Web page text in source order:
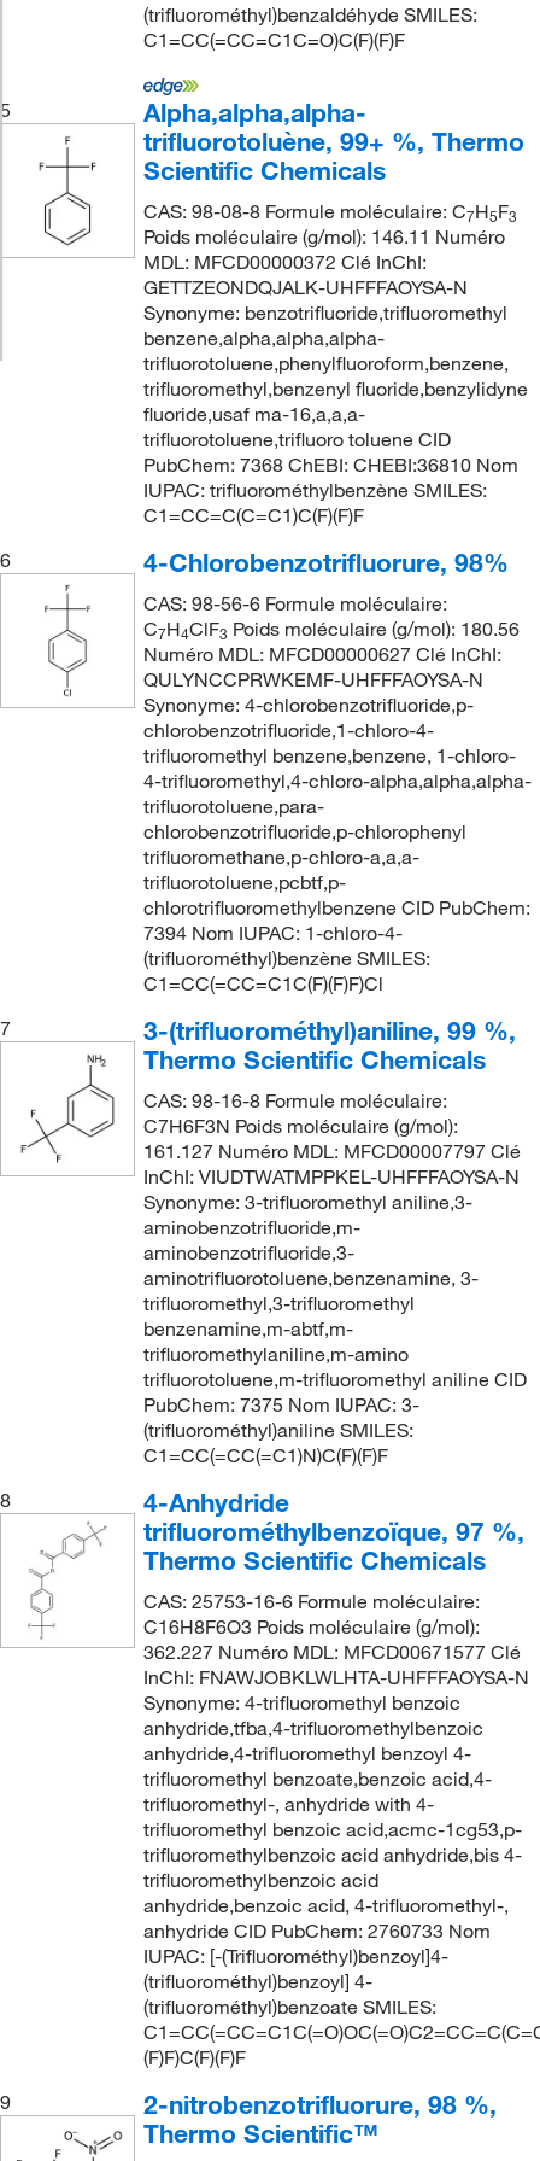
(trifluorométhyl)benzaldéhyde SMILES:
C1=CC(=CC=C1C=O)C(F)(F)F
5
Alpha,alpha,alpha-
trifluorotoluène, 99+ %, Thermo
Scientific Chemicals
CAS: 98-08-8 Formule moléculaire: C7H5F3
Poids moléculaire (g/mol): 146.11 Numéro
MDL: MFCD00000372 Clé InChI:
GETTZEONDQJALK-UHFFFAOYSA-N
Synonyme: benzotrifluoride,trifluoromethyl
benzene,alpha,alpha,alpha-
trifluorotoluene,phenylfluoroform,benzene,
trifluoromethyl,benzenyl fluoride,benzylidyne
fluoride,usaf ma-16,a,a,a-
trifluorotoluene,trifluoro toluene CID
PubChem: 7368 ChEBI: CHEBI:36810 Nom
IUPAC: trifluorométhylbenzène SMILES:
C1=CC=C(C=C1)C(F)(F)F
6
4-Chlorobenzotrifluorure, 98%
CAS: 98-56-6 Formule moléculaire:
C7H4ClF3 Poids moléculaire (g/mol): 180.56
Numéro MDL: MFCD00000627 Clé InChI:
QULYNCCPRWKEMF-UHFFFAOYSA-N
Synonyme: 4-chlorobenzotrifluoride,p-
chlorobenzotrifluoride,1-chloro-4-
trifluoromethyl benzene,benzene, 1-chloro-
4-trifluoromethyl,4-chloro-alpha,alpha,alpha-
trifluorotoluene,para-
chlorobenzotrifluoride,p-chlorophenyl
trifluoromethane,p-chloro-a,a,a-
trifluorotoluene,pcbtf,p-
chlorotrifluoromethylbenzene CID PubChem:
7394 Nom IUPAC: 1-chloro-4-
(trifluorométhyl)benzène SMILES:
C1=CC(=CC=C1C(F)(F)F)Cl
7
3-(trifluorométhyl)aniline, 99 %,
Thermo Scientific Chemicals
CAS: 98-16-8 Formule moléculaire:
C7H6F3N Poids moléculaire (g/mol):
161.127 Numéro MDL: MFCD00007797 Clé
InChI: VIUDTWATMPPKEL-UHFFFAOYSA-N
Synonyme: 3-trifluoromethyl aniline,3-
aminobenzotrifluoride,m-
aminobenzotrifluoride,3-
aminotrifluorotoluene,benzenamine, 3-
trifluoromethyl,3-trifluoromethyl
benzenamine,m-abtf,m-
trifluoromethylaniline,m-amino
trifluorotoluene,m-trifluoromethyl aniline CID
PubChem: 7375 Nom IUPAC: 3-
(trifluorométhyl)aniline SMILES:
C1=CC(=CC(=C1)N)C(F)(F)F
8
4-Anhydride
trifluorométhylbenzoïque, 97 %,
Thermo Scientific Chemicals
CAS: 25753-16-6 Formule moléculaire:
C16H8F6O3 Poids moléculaire (g/mol):
362.227 Numéro MDL: MFCD00671577 Clé
InChI: FNAWJOBKLWLHTA-UHFFFAOYSA-N
Synonyme: 4-trifluoromethyl benzoic
anhydride,tfba,4-trifluoromethylbenzoic
anhydride,4-trifluoromethyl benzoyl 4-
trifluoromethyl benzoate,benzoic acid,4-
trifluoromethyl-, anhydride with 4-
trifluoromethyl benzoic acid,acmc-1cg53,p-
trifluoromethylbenzoic acid anhydride,bis 4-
trifluoromethylbenzoic acid
anhydride,benzoic acid, 4-trifluoromethyl-,
anhydride CID PubChem: 2760733 Nom
IUPAC: [-(Trifluorométhyl)benzoyl]4-
(trifluorométhyl)benzoyl] 4-
(trifluorométhyl)benzoate SMILES:
(F)F)C(F)(F)F
9
2-nitrobenzotrifluorure, 98 %,
Thermo Scientific™